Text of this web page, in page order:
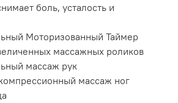
боль, усталость и
Моторизованный Таймер
массажных роликов
массаж рук
массаж ног